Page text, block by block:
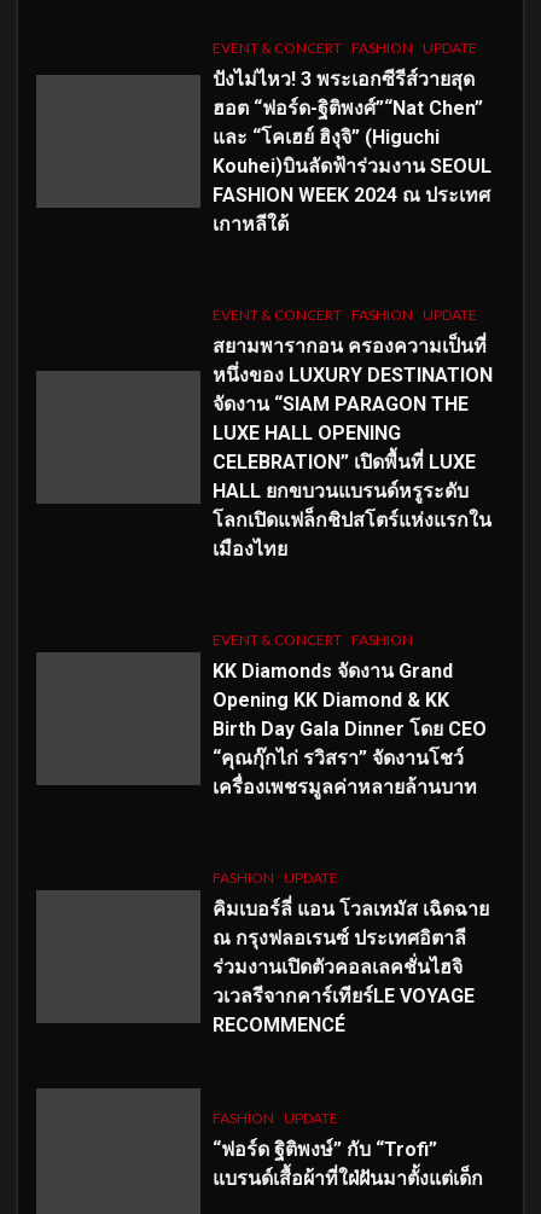
EVENT & CONCERT FASHION UPDATE
ปังไม่ไหว! 3 พระเอกซีรีส์วายสุด
ฮอต “ฟอร์ด-ฐิติพงศ์”“Nat Chen”
และ “โคเฮย์ ฮิงุจิ” (Higuchi
Kouhei)บินลัดฟ้าร่วมงาน SEOUL
FASHION WEEK 2024 ณ ประเทศ
เกาหลีใต้
EVENT & CONCERT FASHION UPDATE
สยามพารากอน ครองความเป็นที่
หนึ่งของ LUXURY DESTINATION
จัดงาน “SIAM PARAGON THE
LUXE HALL OPENING
CELEBRATION” เปิดพื้นที่ LUXE
HALL ยกขบวนแบรนด์หรูระดับ
โลกเปิดแฟล็กชิปสโตร์แห่งแรกใน
เมืองไทย
EVENT & CONCERT FASHION
KK Diamonds จัดงาน Grand
Opening KK Diamond & KK
Birth Day Gala Dinner โดย CEO
“คุณกุ๊กไก่ รวิสรา” จัดงานโชว์
เครื่องเพชรมูลค่าหลายล้านบาท
FASHION UPDATE
คิมเบอร์ลี่ แอน โวลเทมัส เฉิดฉาย
ณ กรุงฟลอเรนซ์ ประเทศอิตาลี
ร่วมงานเปิดตัวคอลเลคชั่นไฮจิ
วเวลรีจากคาร์เทียร์LE VOYAGE
RECOMMENCÉ
FASHION UPDATE
“ฟอร์ด ฐิติพงษ์” กับ “Trofi”
แบรนด์เสื้อผ้าที่ใฝ่ฝันมาตั้งแต่เด็ก